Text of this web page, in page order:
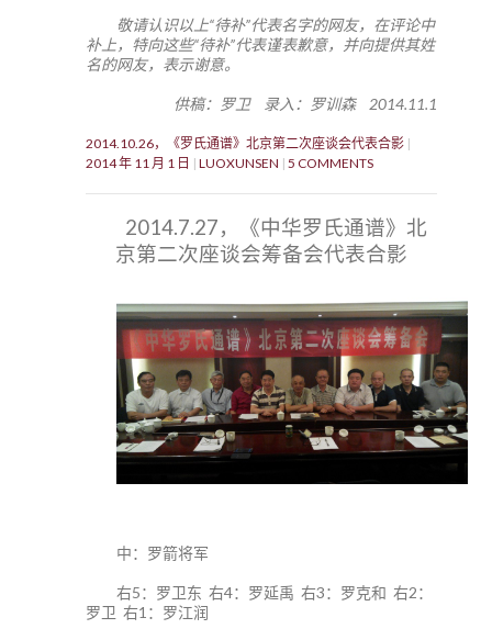
敬请认识以上“待补”代表名字的网友，在评论中
补上，特向这些“待补”代表谨表歉意，并向提供其姓
名的网友，表示谢意。
供稿：罗卫 录入：罗训森 2014.11.1
2014.10.26，《罗氏通谱》北京第二次座谈会代表合影
2014 年 11 月 1 日
LUOXUNSEN 5 COMMENTS
2014.7.27，《中华罗氏通谱》北
京第二次座谈会筹备会代表合影
中：罗箭将军
右5：罗卫东 右4：罗延禹 右3：罗克和 右2：
罗卫 右1：罗江润